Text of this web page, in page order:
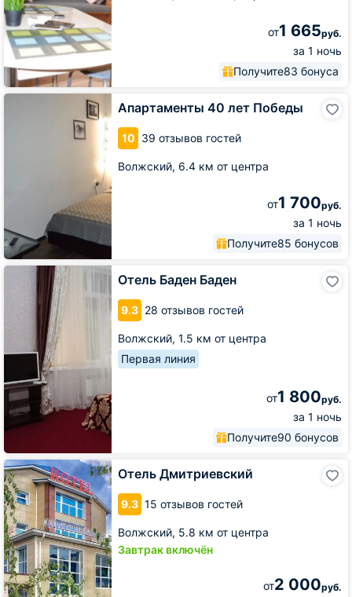
от1 665руб.
за 1 ночь
Получите83 бонуса
Апартаменты 40 лет Победы
10 39 отзывов гостей
Волжский, 6.4 км от центра
от1 700руб.
за 1 ночь
Получите85 бонусов
Апартаменты
Отель Баден Баден
9.3 28 отзывов гостей
Волжский, 1.5 км от центра
Первая линия
от1 800руб.
за 1 ночь
Получите90 бонусов
Отель
Баден
Отель Дмитриевский
9.3 15 отзывов гостей
Волжский, 5.8 км от центра
Завтрак включён
от2 000руб.
Отель
Дмитриевский